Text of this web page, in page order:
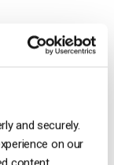
and securely.
on our